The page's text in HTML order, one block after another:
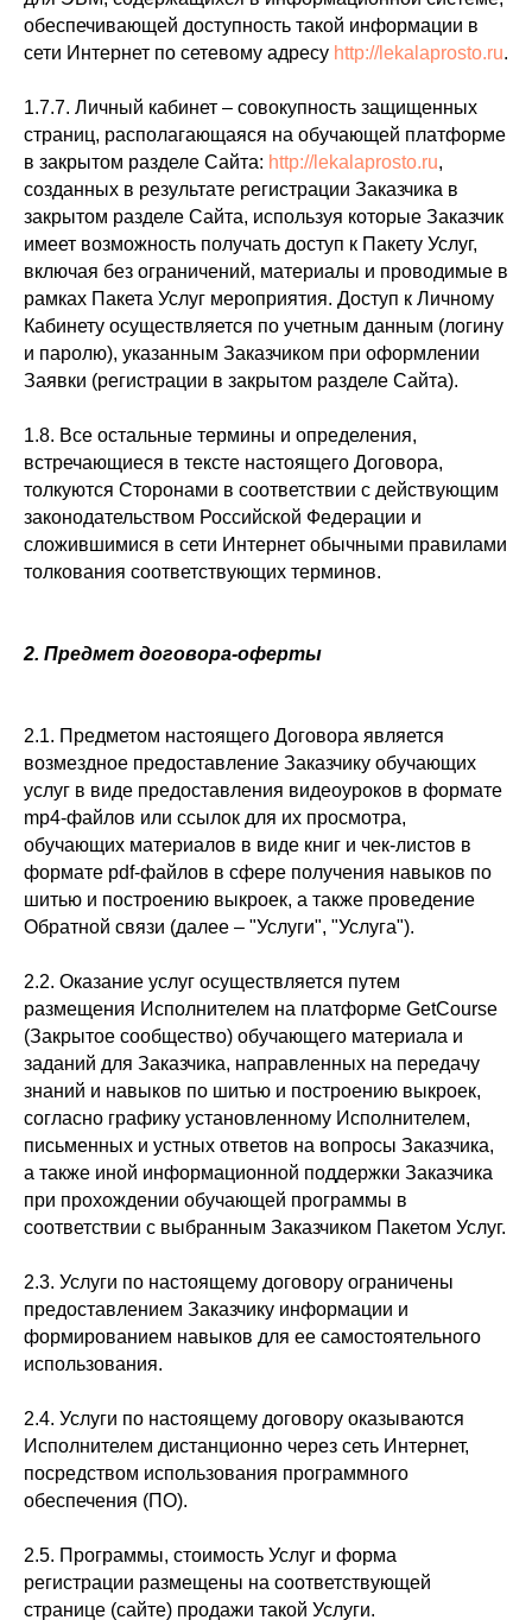
обеспечивающей доступность такой информации в
сети Интернет по сетевому адресу http://lekalaprosto.ru.
1.7.7. Личный кабинет – совокупность защищенных
страниц, располагающаяся на обучающей платформе
в закрытом разделе Сайта: http://lekalaprosto.ru,
созданных в результате регистрации Заказчика в
закрытом разделе Сайта, используя которые Заказчик
имеет возможность получать доступ к Пакету Услуг,
включая без ограничений, материалы и проводимые в
рамках Пакета Услуг мероприятия. Доступ к Личному
Кабинету осуществляется по учетным данным (логину
и паролю), указанным Заказчиком при оформлении
Заявки (регистрации в закрытом разделе Сайта).
1.8. Все остальные термины и определения,
встречающиеся в тексте настоящего Договора,
толкуются Сторонами в соответствии с действующим
законодательством Российской Федерации и
сложившимися в сети Интернет обычными правилами
толкования соответствующих терминов.
2. Предмет договора-оферты
2.1. Предметом настоящего Договора является
возмездное предоставление Заказчику обучающих
услуг в виде предоставления видеоуроков в формате
mp4-файлов или ссылок для их просмотра,
обучающих материалов в виде книг и чек-листов в
формате pdf-файлов в сфере получения навыков по
шитью и построению выкроек, а также проведение
Обратной связи (далее – "Услуги", "Услуга").
2.2. Оказание услуг осуществляется путем
размещения Исполнителем на платформе GetCourse
(Закрытое сообщество) обучающего материала и
заданий для Заказчика, направленных на передачу
знаний и навыков по шитью и построению выкроек,
согласно графику установленному Исполнителем,
письменных и устных ответов на вопросы Заказчика,
а также иной информационной поддержки Заказчика
при прохождении обучающей программы в
соответствии с выбранным Заказчиком Пакетом Услуг.
2.3. Услуги по настоящему договору ограничены
предоставлением Заказчику информации и
формированием навыков для ее самостоятельного
использования.
2.4. Услуги по настоящему договору оказываются
Исполнителем дистанционно через сеть Интернет,
посредством использования программного
обеспечения (ПО).
2.5. Программы, стоимость Услуг и форма
регистрации размещены на соответствующей
странице (сайте) продажи такой Услуги.